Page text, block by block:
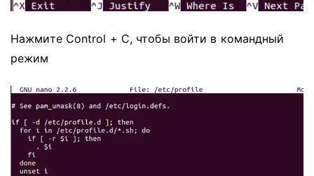
Нажмите Control + C, чтобы войти в командный
режим